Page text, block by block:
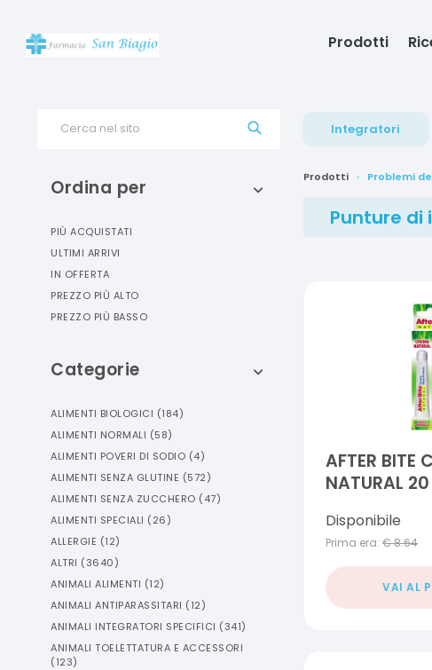
Prodotti
Cerca nel sito Integratori
Ordina per
PIÙ ACQUISTATI
ULTIMI ARRIVI
IN OFFERTA
PREZZO PIÙ ALTO
PREZZO PIÙ BASSO
Categorie
ALIMENTI BIOLOGICI (184)
ALIMENTI NORMALI (58)
ALIMENTI POVERI DI SODIO (4)
ALIMENTI SENZA GLUTINE (572)
ALIMENTI SENZA ZUCCHERO (47)
ALIMENTI SPECIALI (26)
ALLERGIE (12)
ALTRI (3640)
ANIMALI ALIMENTI (12)
ANIMALI ANTIPARASSITARI (12)
ANIMALI INTEGRATORI SPECIFICI (341)
ANIMALI TOELETTATURA E ACCESSORI
(123)
Prodotti Problemi
Punture di
AFTER BITE
NATURAL
Disponibile
Prima era: €8.64
VAI AL